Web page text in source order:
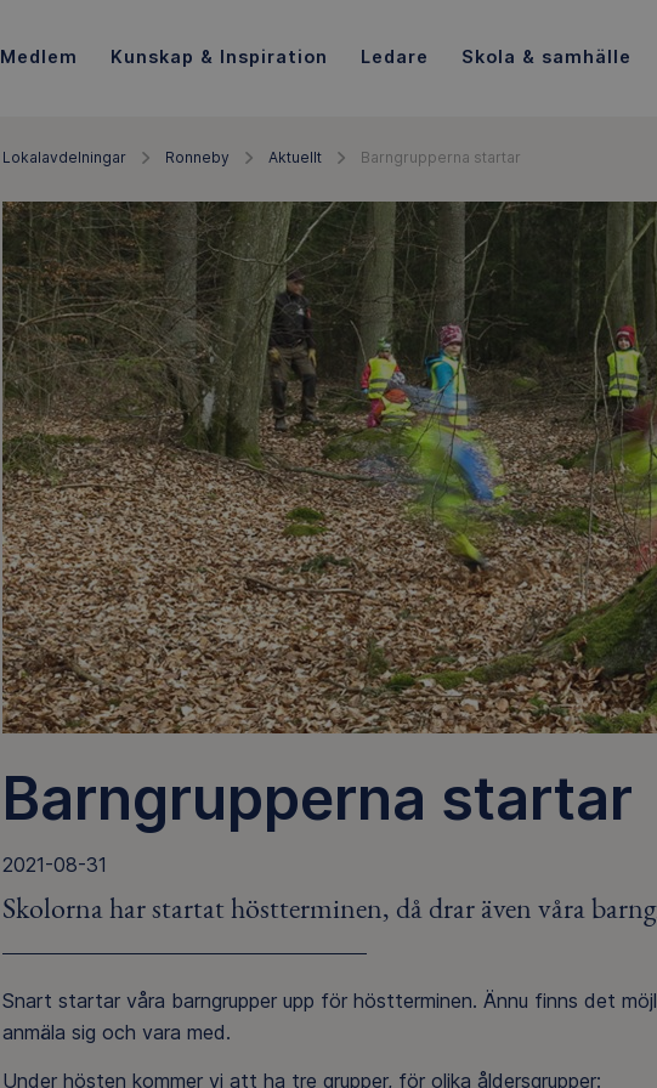
Medlem Kunskap & Inspiration Ledare Skola & samhälle
Lokalavdelningar Ronneby Aktuellt Barngrupperna startar
Barngrupperna startar
2021-08-31
Skolorna har startat höstterminen, då drar även våra
Snart startar våra barngrupper upp för höstterminen. Ännu finns det
anmäla sig och vara med.
Under hösten kommer vi att ha tre grupper, för olika åldersgrupper: